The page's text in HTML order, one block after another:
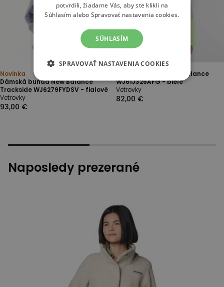
Novinka
Dámská bunda New Balance
Trackside WJ6279FYDSV - fialové
Vetrovky
93,00 €
Dámská bunda New Balance
WJ61J326AFG - biele
Vetrovky
82,00 €
Naposledy prezerané
potvrdili, žiadame Vás, aby ste klikli na
Súhlasím alebo Spravovať nastavenia cookies.
SÚHLASÍM
SPRAVOVAŤ NASTAVENIA COOKIES